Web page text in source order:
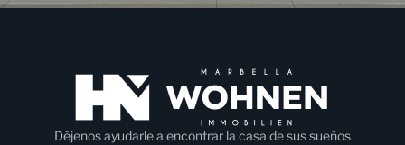
Déjenos ayudarle a encontrar la casa de sus sueños